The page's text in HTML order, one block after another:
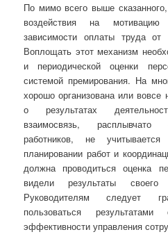
По мимо всего выше
воздействия на
зависимости оплаты труда от
Воплощать этот механизм
и периодической оценки
системой премирования. На
хорошо организована или вовсе
о результатах
взаимосвязь, расплывчато
работников, не
планировании работ и
должна проводиться оценка
видели результаты
Руководителям следует
пользоваться
эффективности управления